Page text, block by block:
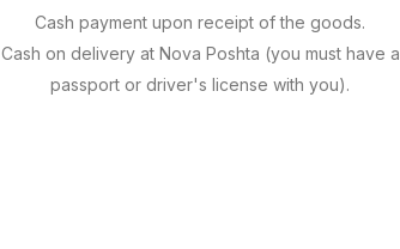
Cash payment upon receipt of the goods.
Cash on delivery at Nova Poshta (you must have a
passport or driver's license with you).